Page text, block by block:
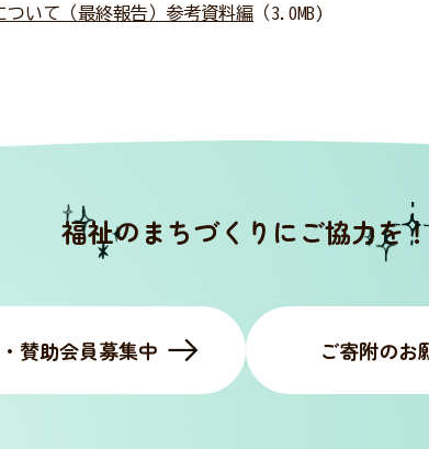
いて（最終報告）参考資料編 （3.0MB)
福祉のまちづくりにご協力を！
賛助会員募集中 ご寄附のお